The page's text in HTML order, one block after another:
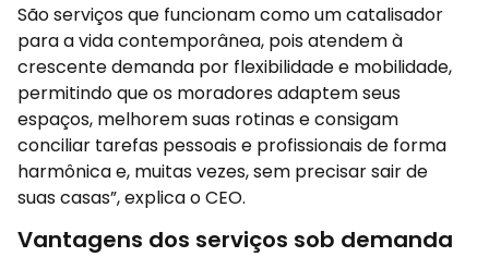
São serviços que funcionam como um catalisador
para a vida contemporânea, pois atendem à
crescente demanda por flexibilidade e mobilidade,
permitindo que os moradores adaptem seus
espaços, melhorem suas rotinas e consigam
conciliar tarefas pessoais e profissionais de forma
harmônica e, muitas vezes, sem precisar sair de
suas casas”, explica o CEO.
Vantagens dos serviços sob demanda